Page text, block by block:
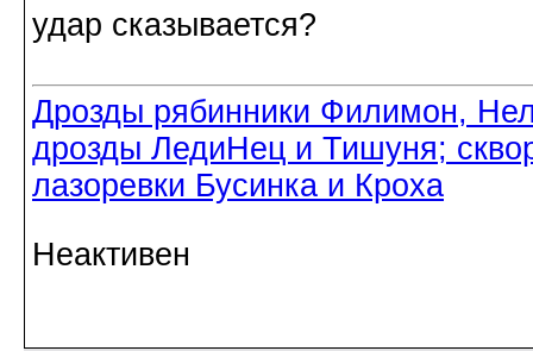
удар сказывается?
Дрозды рябинники Филимон,
дрозды ЛедиНец и Тишуня;
лазоревки Бусинка и Кроха
Неактивен